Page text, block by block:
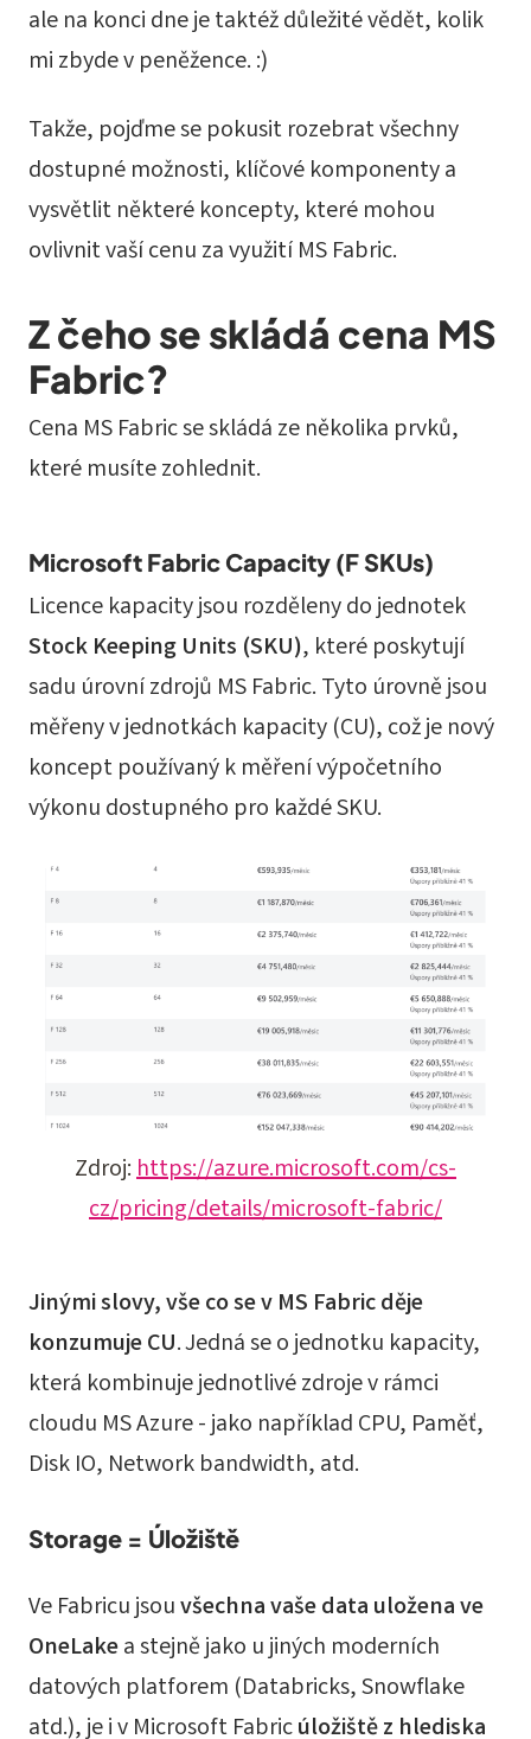
ale na konci dne je taktéž důležité vědět, kolik
mi zbyde v peněžence. :)
Takže, pojďme se pokusit rozebrat všechny
dostupné možnosti, klíčové komponenty a
vysvětlit některé koncepty, které mohou
ovlivnit vaší cenu za využití MS Fabric.
Z čeho se skládá cena MS
Fabric?
Cena MS Fabric se skládá ze několika prvků,
které musíte zohlednit.
Microsoft Fabric Capacity (F SKUs)
Licence kapacity jsou rozděleny do jednotek
Stock Keeping Units (SKU), které poskytují
sadu úrovní zdrojů MS Fabric. Tyto úrovně jsou
měřeny v jednotkách kapacity (CU), což je nový
koncept používaný k měření výpočetního
výkonu dostupného pro každé SKU.
Zdroj:https://azure.microsoft.com/cs-
cz/pricing/details/microsoft-fabric/
Jinými slovy, vše co se v MS Fabric děje
konzumuje CU. Jedná se o jednotku kapacity,
která kombinuje jednotlivé zdroje v rámci
cloudu MS Azure - jako například CPU, Paměť,
Disk IO, Network bandwidth, atd.
Storage = Úložiště
Ve Fabricu jsouvšechna vaše data uložena ve
OneLakea stejně jako u jiných moderních
datových platforem (Databricks, Snowflake
atd.), je i v Microsoft Fabricúložiště z hlediska